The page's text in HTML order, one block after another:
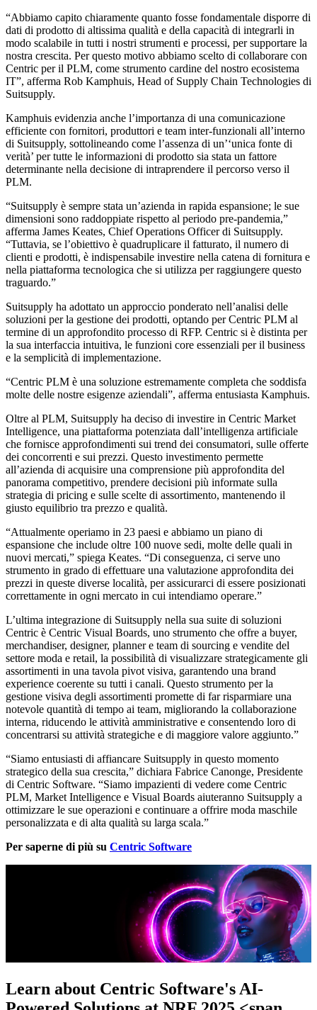
“Abbiamo capito chiaramente quanto fosse fondamentale disporre di
dati di prodotto di altissima qualità e della capacità di integrarli in
modo scalabile in tutti i nostri strumenti e processi, per supportare la
nostra crescita. Per questo motivo abbiamo scelto di collaborare con
Centric per il PLM, come strumento cardine del nostro ecosistema
IT”, afferma Rob Kamphuis, Head of Supply Chain Technologies di
Suitsupply.
Kamphuis evidenzia anche l’importanza di una comunicazione
efficiente con fornitori, produttori e team inter-funzionali all’interno
di Suitsupply, sottolineando come l’assenza di un’‘unica fonte di
verità’ per tutte le informazioni di prodotto sia stata un fattore
determinante nella decisione di intraprendere il percorso verso il
PLM.
“Suitsupply è sempre stata un’azienda in rapida espansione; le sue
dimensioni sono raddoppiate rispetto al periodo pre-pandemia,”
afferma James Keates, Chief Operations Officer di Suitsupply.
“Tuttavia, se l’obiettivo è quadruplicare il fatturato, il numero di
clienti e prodotti, è indispensabile investire nella catena di fornitura e
nella piattaforma tecnologica che si utilizza per raggiungere questo
traguardo.”
Suitsupply ha adottato un approccio ponderato nell’analisi delle
soluzioni per la gestione dei prodotti, optando per Centric PLM al
termine di un approfondito processo di RFP. Centric si è distinta per
la sua interfaccia intuitiva, le funzioni core essenziali per il business
e la semplicità di implementazione.
“Centric PLM è una soluzione estremamente completa che soddisfa
molte delle nostre esigenze aziendali”, afferma entusiasta Kamphuis.
Oltre al PLM, Suitsupply ha deciso di investire in Centric Market
Intelligence, una piattaforma potenziata dall’intelligenza artificiale
che fornisce approfondimenti sui trend dei consumatori, sulle offerte
dei concorrenti e sui prezzi. Questo investimento permette
all’azienda di acquisire una comprensione più approfondita del
panorama competitivo, prendere decisioni più informate sulla
strategia di pricing e sulle scelte di assortimento, mantenendo il
giusto equilibrio tra prezzo e qualità.
“Attualmente operiamo in 23 paesi e abbiamo un piano di
espansione che include oltre 100 nuove sedi, molte delle quali in
nuovi mercati,” spiega Keates. “Di conseguenza, ci serve uno
strumento in grado di effettuare una valutazione approfondita dei
prezzi in queste diverse località, per assicurarci di essere posizionati
correttamente in ogni mercato in cui intendiamo operare.”
L’ultima integrazione di Suitsupply nella sua suite di soluzioni
Centric è Centric Visual Boards, uno strumento che offre a buyer,
merchandiser, designer, planner e team di sourcing e vendite del
settore moda e retail, la possibilità di visualizzare strategicamente gli
assortimenti in una tavola pivot visiva, garantendo una brand
experience coerente su tutti i canali. Questo strumento per la
gestione visiva degli assortimenti promette di far risparmiare una
notevole quantità di tempo ai team, migliorando la collaborazione
interna, riducendo le attività amministrative e consentendo loro di
concentrarsi su attività strategiche e di maggiore valore aggiunto.”
“Siamo entusiasti di affiancare Suitsupply in questo momento
strategico della sua crescita,” dichiara Fabrice Canonge, Presidente
di Centric Software. “Siamo impazienti di vedere come Centric
PLM, Market Intelligence e Visual Boards aiuteranno Suitsupply a
ottimizzare le sue operazioni e continuare a offrire moda maschile
personalizzata e di alta qualità su larga scala.”
Per saperne di più su Centric Software
Learn about Centric Software's AI-